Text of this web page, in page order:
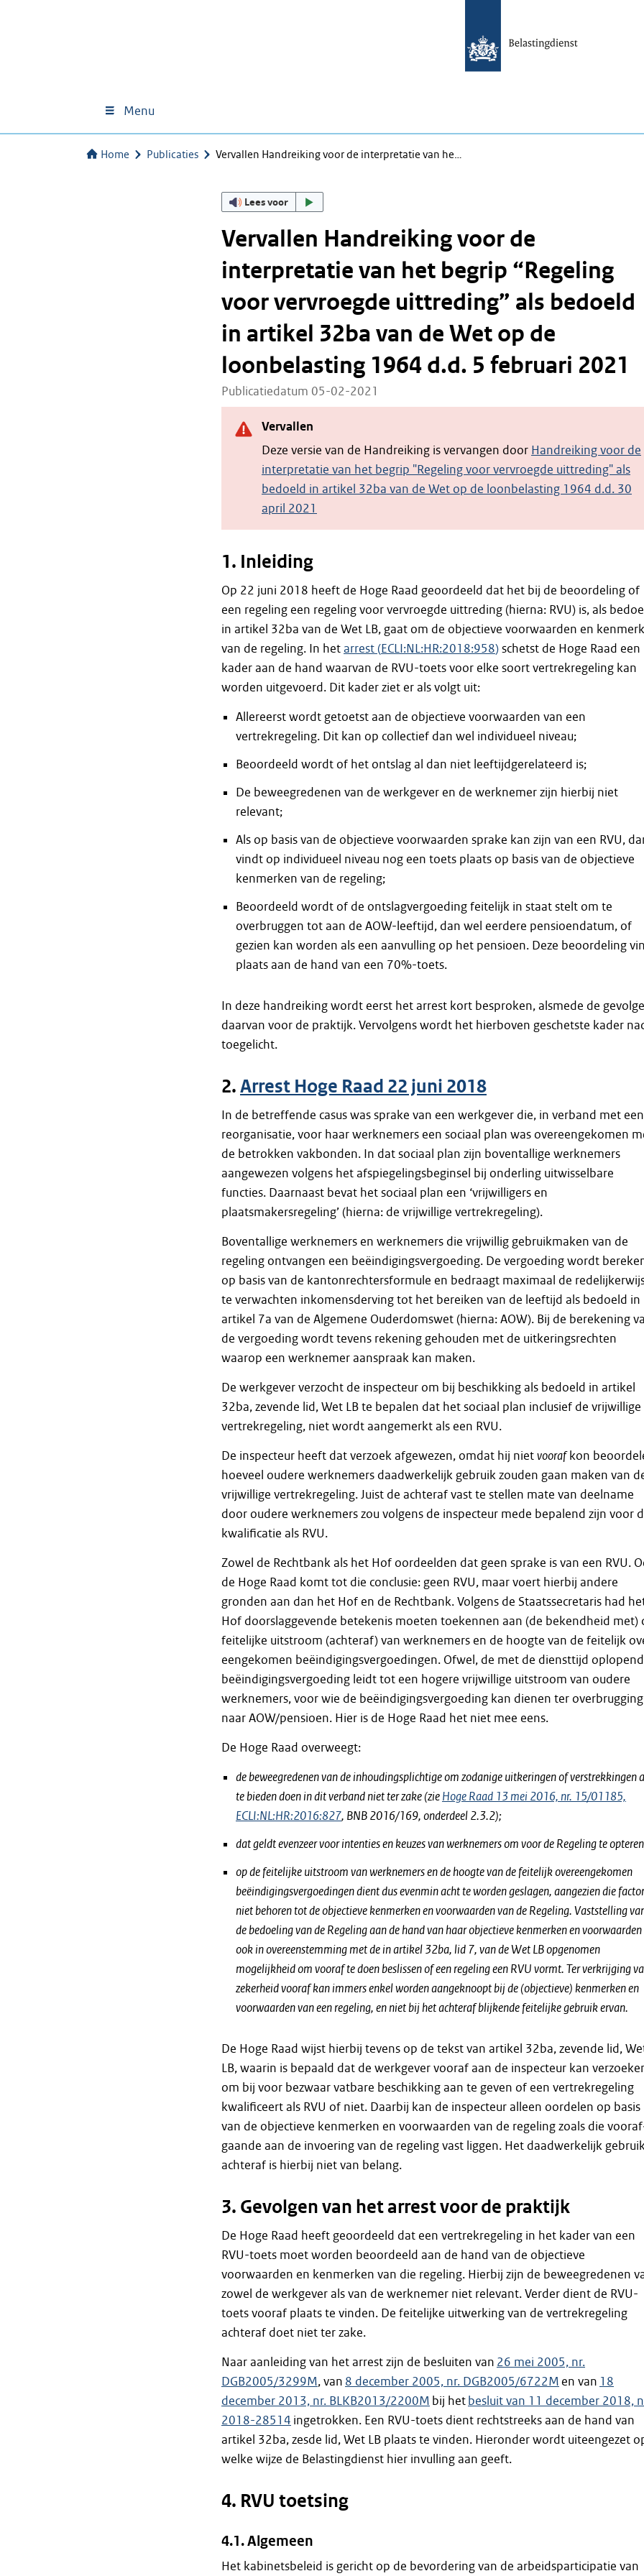
Menu
Home Publicaties Vervallen Handreiking voor de interpretatie van he…
Lees voor
Vervallen Handreiking voor de
interpretatie van het begrip “Regeling
voor vervroegde uittreding” als bedoeld
in artikel 32ba van de Wet op de
loonbelasting 1964 d.d. 5 februari 2021
Publicatiedatum 05-02-2021
Vervallen
Deze versie van de Handreiking is vervangen door Handreiking voor de
interpretatie van het begrip "Regeling voor vervroegde uittreding" als
bedoeld in artikel 32ba van de Wet op de loonbelasting 1964 d.d. 30
april 2021
1. Inleiding
Op 22 juni 2018 heeft de Hoge Raad geoordeeld dat het bij de beoordeling of
een regeling een regeling voor vervroegde uittreding (hierna: RVU) is, als
in artikel 32ba van de Wet LB, gaat om de objectieve voorwaarden en
van de regeling. In hetarrest (ECLI:NL:HR:2018:958)schetst de Hoge Raad een
kader aan de hand waarvan de RVU-toets voor elke soort vertrekregeling kan
worden uitgevoerd. Dit kader ziet er als volgt uit:
Allereerst wordt getoetst aan de objectieve voorwaarden van een
vertrekregeling. Dit kan op collectief dan wel individueel niveau;
Beoordeeld wordt of het ontslag al dan niet leeftijdgerelateerd is;
De beweegredenen van de werkgever en de werknemer zijn hierbij niet
relevant;
Als op basis van de objectieve voorwaarden sprake kan zijn van een RVU,
vindt op individueel niveau nog een toets plaats op basis van de objectieve
kenmerken van de rege­ling;
Beoordeeld wordt of de ontslagvergoeding feitelijk in staat stelt om te
overbruggen tot aan de AOW-leeftijd, dan wel eerdere pensioendatum, of
gezien kan worden als een aanvulling op het pensioen. Deze beoordeling
plaats aan de hand van een 70%-toets.
In deze handreiking wordt eerst het arrest kort besproken, alsmede de
daarvan voor de praktijk. Vervolgens wordt het hierboven geschetste kader
toegelicht.
2.Arrest Hoge Raad 22 juni 2018
In de betreffende casus was sprake van een werkgever die, in verband met een
reorganisatie, voor haar werknemers een sociaal plan was overeengekomen
de betrokken vakbonden. In dat sociaal plan zijn boventallige werknemers
aangewezen volgens het afspiegelingsbeginsel bij onderling uit­wisselbare
functies. Daarnaast bevat het sociaal plan een ‘vrijwilligers en
plaatsmakersregeling’ (hierna: de vrijwillige vertrekregeling).
Boventallige werknemers en werknemers die vrijwillig gebruikmaken van de
regeling ontvangen een beëindigingsvergoeding. De vergoeding wordt
op basis van de kantonrechtersformule en bedraagt maximaal de
te verwachten inkomensderving tot het bereiken van de leeftijd als bedoeld in
artikel 7a van de Algemene Ouderdomswet (hierna: AOW). Bij de berekening
de vergoeding wordt tevens rekening gehouden met de uitkeringsrechten
waarop een werknemer aan­spraak kan maken.
De werkgever verzocht de inspecteur om bij beschikking als bedoeld in artikel
32ba, zevende lid, Wet LB te bepalen dat het sociaal plan inclusief de vrijwillige
vertrekregeling, niet wordt aangemerkt als een RVU.
De inspecteur heeft dat verzoek afgewezen, omdat hij nietvoorafkon
hoeveel oudere werknemers daadwerkelijk gebruik zouden gaan maken van
vrijwillige vertrekregeling. Juist de achteraf vast te stellen mate van deelname
door oudere werknemers zou volgens de inspecteur mede bepalend zijn voor
kwalificatie als RVU.
Zowel de Rechtbank als het Hof oordeelden dat geen sprake is van een RVU.
de Hoge Raad komt tot die conclusie: geen RVU, maar voert hierbij andere
gronden aan dan het Hof en de Rechtbank. Volgens de Staatssecretaris had
Hof doorslaggevende betekenis moeten toekennen aan (de be­kendheid met)
feitelijke uitstroom (achteraf) van werknemers en de hoogte van de feitelijk
eengekomen beëindigingsvergoedingen. Ofwel, de met de diensttijd
beëindigingsvergoe­ding leidt tot een hogere vrijwillige uitstroom van oudere
werknemers, voor wie de beëindigingsver­goeding kan dienen ter overbrugging
naar AOW/pensioen. Hier is de Hoge Raad het niet mee eens.
De Hoge Raad overweegt:
de beweegredenen van de inhoudingsplichtige om zodanige uitkeringen of verstrekkingen
te bieden doen in dit verband niet ter zake (zieHoge Raad 13 mei 2016, nr. 15/01185,
ECLI:NL:HR:2016:827, BNB 2016/169, onderdeel 2.3.2);
dat geldt evenzeer voor intenties en keuzes van werknemers om voor de Regeling te
op de feitelijke uitstroom van werknemers en de hoogte van de feitelijk overeengekomen
beëindigingsvergoedingen dient dus evenmin acht te worden geslagen, aangezien die
niet behoren tot de objectieve kenmerken en voorwaarden van de Regeling. Vaststelling
de bedoeling van de Regeling aan de hand van haar objectieve kenmerken en voorwaar­den
ook in overeenstemming met de in artikel 32ba, lid 7, van de Wet LB opgenomen
mogelijkheid om vooraf te doen beslissen of een regeling een RVU vormt. Ter verkrijging
zekerheid vooraf kan immers enkel worden aangeknoopt bij de (objectieve) kenmerken en
voorwaarden van een regeling, en niet bij het achteraf blijkende feitelijke gebruik ervan.
De Hoge Raad wijst hierbij tevens op de tekst van artikel 32ba, zevende lid,
LB, waarin is bepaald dat de werkgever vooraf aan de inspecteur kan
om bij voor bezwaar vatbare beschikking aan te geven of een vertrekregeling
kwalificeert als RVU of niet. Daarbij kan de inspecteur alleen oordelen op basis
van de objectieve kenmerken en voorwaarden van de regeling zoals die
gaande aan de invoering van de regeling vast liggen. Het daadwerkelijk
achteraf is hierbij niet van belang.
3. Gevolgen van het arrest voor de praktijk
De Hoge Raad heeft geoordeeld dat een vertrekregeling in het kader van een
RVU-toets moet worden beoordeeld aan de hand van de objectieve
voorwaarden en kenmerken van die regeling. Hierbij zijn de beweegredenen
zowel de werkgever als van de werknemer niet relevant. Verder dient de RVU-
toets vooraf plaats te vinden. De feitelijke uitwerking van de vertrekregeling
achteraf doet niet ter zake.
Naar aanleiding van het arrest zijn de besluiten van 26 mei 2005, nr.
DGB2005/3299M, van 8 de­cember 2005, nr. DGB2005/6722M en van 18
december 2013, nr. BLKB2013/2200M bij het besluit van 11 december 2018,
2018-28514 ingetrokken. Een RVU-toets dient rechtstreeks aan de hand van
artikel 32ba, zesde lid, Wet LB plaats te vinden. Hieronder wordt uiteengezet
welke wijze de Belastingdienst hier invulling aan geeft.
4. RVU toetsing
4.1. Algemeen
Het kabinetsbeleid is gericht op de bevordering van de arbeidsparticipatie van